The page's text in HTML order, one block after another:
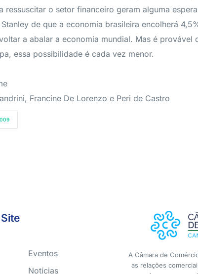
ressuscitar o setor financeiro geram alguma
de que a economia brasileira encolherá
a abalar a economia mundial. Mas é
essa possibilidade é cada vez menor.
Francine De Lorenzo e Peri de Castro
Eventos
Notícias
A Câmara de
as relações